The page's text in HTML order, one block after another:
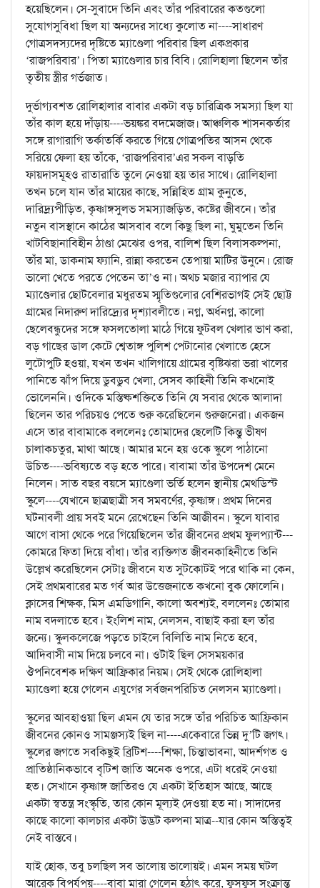
হয়েছিলেন। সে-সুবাদে তিনি এবং তাঁর পরিবারের কতগুলো
সুযোগসুবিধা ছিল যা অন্যদের সাধ্যে কুলোত না----সাধারণ
গোত্রসদস্যদের দৃষ্টিতে ম্যাণ্ডেলা পরিবার ছিল একপ্রকার
‘রাজপরিবার’। পিতা ম্যাণ্ডেলার চার বিবি। রোলিহালা ছিলেন তাঁর
তৃতীয় স্ত্রীর গর্ভজাত।
দুর্ভাগ্যবশত রোলিহালার বাবার একটা বড় চারিত্রিক সমস্যা ছিল যা
তাঁর কাল হয়ে দাঁড়ায়----ভয়ঙ্কর বদমেজাজ। আঞ্চলিক শাসনকর্তার
সঙ্গে রাগারাগি তর্কাতর্কি করতে গিয়ে গোত্রপতির আসন থেকে
সরিয়ে ফেলা হয় তাঁকে, ‘রাজপরিবার’এর সকল বাড়তি
ফায়দাসমূহও রাতারাতি তুলে নেওয়া হয় তার সাথে। রোলিহালা
তখন চলে যান তাঁর মায়ের কাছে, সন্নিহিত গ্রাম কুনুতে,
দারিদ্র্যপীড়িত, কৃষ্ণাঙ্গসুলভ সমস্যাজড়িত, কষ্টের জীবনে। তাঁর
নতুন বাসস্থানে কাঠের আসবাব বলে কিছু ছিল না, ঘুমুতেন তিনি
খাটবিছানাবিহীন ঠাণ্ডা মেঝের ওপর, বালিশ ছিল বিলাসকল্পনা,
তাঁর মা, ডাকনাম ফ্যানি, রান্না করতেন তেপায়া মাটির উনুনে। রোজ
ভালো খেতে পরতে পেতেন তা’ও না। অথচ মজার ব্যাপার যে
ম্যাণ্ডেলার ছোটবেলার মধুরতম স্মৃতিগুলোর বেশিরভাগই সেই ছোট্ট
গ্রামের নিদারুণ দারিদ্র্যের দৃশ্যাবলীতে। নগ্ন, অর্ধনগ্ন, কালো
ছেলেবন্ধুদের সঙ্গে ফসলতোলা মাঠে গিয়ে ফুটবল খেলার ভাণ করা,
বড় গাছের ডাল কেটে শ্বেতাঙ্গ পুলিশ পেটানোর খেলাতে হেসে
লুটোপুটি হওয়া, যখন তখন খালিগায়ে গ্রামের বৃষ্টিঝরা ভরা খালের
পানিতে ঝাঁপ দিয়ে ডুবডুব খেলা, সেসব কাহিনী তিনি কখনোই
ভোলেননি। ওদিকে মস্তিষ্কশক্তিতে তিনি যে সবার থেকে আলাদা
ছিলেন তার পরিচয়ও পেতে শুরু করেছিলেন গুরুজনেরা। একজন
এসে তার বাবামাকে বললেনঃ তোমাদের ছেলেটি কিন্তু ভীষণ
চালাকচতুর, মাথা আছে। আমার মনে হয় ওকে স্কুলে পাঠানো
উচিত----ভবিষ্যতে বড় হতে পারে। বাবামা তাঁর উপদেশ মেনে
নিলেন। সাত বছর বয়সে ম্যাণ্ডেলা ভর্তি হলেন স্থানীয় মেথডিস্ট
স্কুলে----যেখানে ছাত্রছাত্রী সব সমবর্ণের, কৃষ্ণাঙ্গ। প্রথম দিনের
ঘটনাবলী প্রায় সবই মনে রেখেছেন তিনি আজীবন। স্কুলে যাবার
আগে বাসা থেকে পরে গিয়েছিলেন তাঁর জীবনের প্রথম ফুলপ্যান্ট---
কোমরে ফিতা দিয়ে বাঁধা। তাঁর ব্যক্তিগত জীবনকাহিনীতে তিনি
উল্লেখ করেছিলেন সেটাঃ জীবনে যত সুটকোটই পরে থাকি না কেন,
সেই প্রথমবারের মত গর্ব আর উত্তেজনাতে কখনো বুক ফোলেনি।
ক্লাসের শিক্ষক, মিস এমডিগানি, কালো অবশ্যই, বললেনঃ তোমার
নাম বদলাতে হবে। ইংলিশ নাম, নেলসন, বাছাই করা হল তাঁর
জন্যে। স্কুলকলেজে পড়তে চাইলে বিলিতি নাম নিতে হবে,
আদিবাসী নাম দিয়ে চলবে না। ওটাই ছিল সেসময়কার
ঔপনিবেশক দক্ষিণ আফ্রিকার নিয়ম। সেই থেকে রোলিহালা
ম্যাণ্ডেলা হয়ে গেলেন এযুগের সর্বজনপরিচিত নেলসন ম্যাণ্ডেলা।
স্কুলের আবহাওয়া ছিল এমন যে তার সঙ্গে তাঁর পরিচিত আফ্রিকান
জীবনের কোনও সামঞ্জস্যই ছিল না----একেবারে ভিন্ন দু’টি জগৎ।
স্কুলের জগতে সবকিছুই ব্রিটিশ----শিক্ষা, চিন্তাভাবনা, আদর্শগত ও
প্রাতিষ্ঠানিকভাবে বৃটিশ জাতি অনেক ওপরে, এটা ধরেই নেওয়া
হত। সেখানে কৃষ্ণাঙ্গ জাতিরও যে একটা ইতিহাস আছে, আছে
একটা স্বতন্ত্র সংস্কৃতি, তার কোন মূল্যই দেওয়া হত না। সাদাদের
কাছে কালো কালচার একটা উদ্ভট কল্পনা মাত্র--যার কোন অস্তিত্বই
নেই বাস্তবে।
যাই হোক, তবু চলছিল সব ভালোয় ভালোয়ই। এমন সময় ঘটল
আরেক বিপর্যপয়----বাবা মারা গেলেন হঠাৎ করে, ফুসফুস সংক্রান্ত